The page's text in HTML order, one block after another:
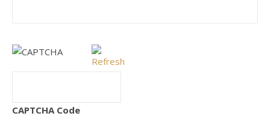
CAPTCHA Code